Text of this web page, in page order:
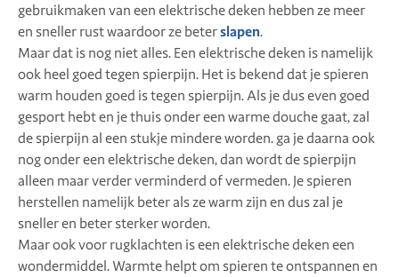
gebruikmaken van een elektrische deken hebben ze meer
en sneller rust waardoor ze beterslapen.
Maar dat is nog niet alles. Een elektrische deken is namelijk
ook heel goed tegen spierpijn. Het is bekend dat je spieren
warm houden goed is tegen spierpijn. Als je dus even goed
gesport hebt en je thuis onder een warme douche gaat, zal
de spierpijn al een stukje mindere worden. ga je daarna ook
nog onder een elektrische deken, dan wordt de spierpijn
alleen maar verder verminderd of vermeden. Je spieren
herstellen namelijk beter als ze warm zijn en dus zal je
sneller en beter sterker worden.
Maar ook voor rugklachten is een elektrische deken een
wondermiddel. Warmte helpt om spieren te ontspannen en